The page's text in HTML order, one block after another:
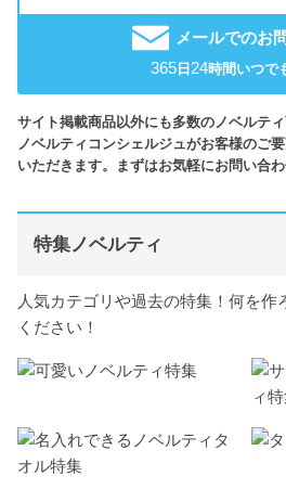
メールでのお
365日24時間いつで
サイト掲載商品以外にも多数のノベルテ
ノベルティコンシェルジュがお客様のご
いただきます。まずはお気軽にお問い合わ
特集ノベルティ
人気カテゴリや過去の特集！何を作
ください！